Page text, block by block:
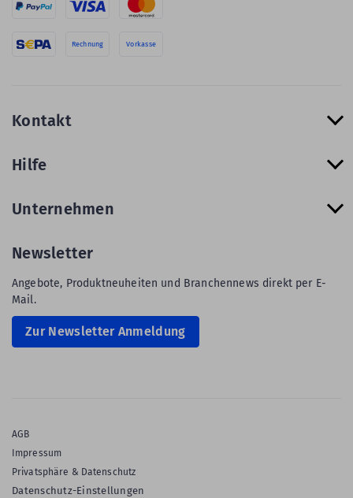
Rechnung Vorkasse
Kontakt
Hilfe
Unternehmen
Newsletter
Angebote, Produktneuheiten und Branchennews direkt per E-
Mail.
Zur Newsletter Anmeldung
AGB
Impressum
Privatsphäre & Datenschutz
Datenschutz-Einstellungen